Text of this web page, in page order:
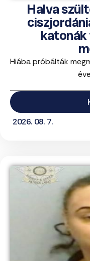
Halva
Hiába próbálták
2026. 08. 7.